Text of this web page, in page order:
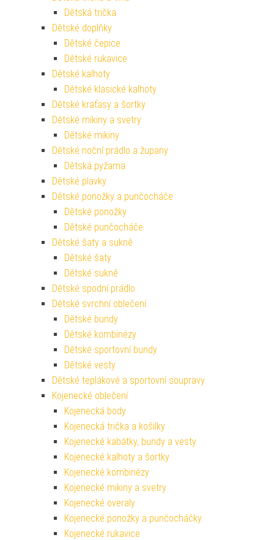
Dětská trička
Dětské doplňky
Dětské čepice
Dětské rukavice
Dětské kalhoty
Dětské klasické kalhoty
Dětské kraťasy a šortky
Dětské mikiny a svetry
Dětské mikiny
Dětské noční prádlo a župany
Dětská pyžama
Dětské plavky
Dětské ponožky a punčocháče
Dětské ponožky
Dětské punčocháče
Dětské šaty a sukně
Dětské šaty
Dětské sukně
Dětské spodní prádlo
Dětské svrchní oblečení
Dětské bundy
Dětské kombinézy
Dětské sportovní bundy
Dětské vesty
Dětské teplákové a sportovní soupravy
Kojenecké oblečení
Kojenecká body
Kojenecká trička a košilky
Kojenecké kabátky, bundy a vesty
Kojenecké kalhoty a šortky
Kojenecké kombinézy
Kojenecké mikiny a svetry
Kojenecké overaly
Kojenecké ponožky a punčocháčky
Kojenecké rukavice